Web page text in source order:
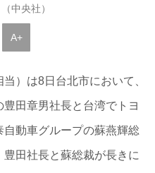
中央社）
A+
）は8日台北市において、
田章男社長と台湾でトヨ
動車グループの蘇燕輝総
田社長と蘇総裁が長きに